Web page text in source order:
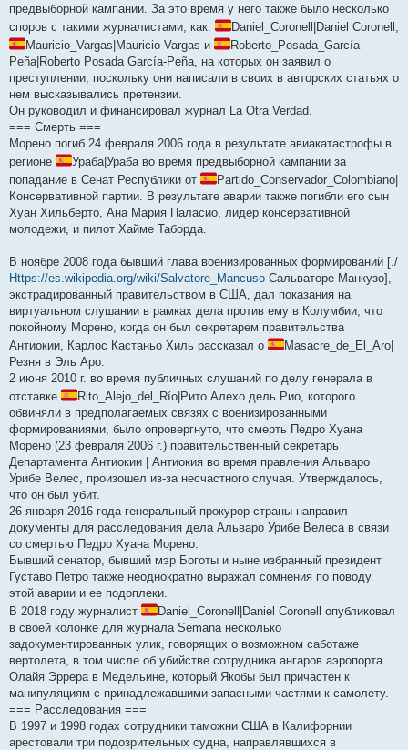
предвыборной кампании. За это время у него также было несколько
споров с такими журналистами, как:
Daniel_Coronell|Daniel Coronell,
Mauricio_Vargas|Mauricio Vargas и
Roberto_Posada_García-
Peña|Roberto Posada García-Peña, на которых он заявил о
преступлении, поскольку они написали в своих в авторских статьях о
нем высказывались претензии.
Он руководил и финансировал журнал La Otra Verdad.
=== Смерть ===
Морено погиб 24 февраля 2006 года в результате авиакатастрофы в
регионе
Ураба|Ураба во время предвыборной кампании за
попадание в Сенат Республики от
Partido_Conservador_Colombiano|
Консервативной партии. В результате аварии также погибли его сын
Хуан Хильберто, Ана Мария Паласио, лидер консервативной
молодежи, и пилот Хайме Таборда.
В ноябре 2008 года бывший глава военизированных формирований [./
Https://es.wikipedia.org/wiki/Salvatore_Mancuso Сальваторе Манкузо],
экстрадированный правительством в США, дал показания на
виртуальном слушании в рамках дела против ему в Колумбии, что
покойному Морено, когда он был секретарем правительства
Антиокии, Карлос Кастаньо Хиль рассказал о
Masacre_de_El_Aro|
Резня в Эль Аро.
2 июня 2010 г. во время публичных слушаний по делу генерала в
отставке
Rito_Alejo_del_Río|Рито Алехо дель Рио, которого
обвиняли в предполагаемых связях с военизированными
формированиями, было опровергнуто, что смерть Педро Хуана
Морено (23 февраля 2006 г.) правительственный секретарь
Департамента Антиокии | Антиокия во время правления Альваро
Урибе Велес, произошел из-за несчастного случая. Утверждалось,
что он был убит.
26 января 2016 года генеральный прокурор страны направил
документы для расследования дела Альваро Урибе Велеса в связи
со смертью Педро Хуана Морено.
Бывший сенатор, бывший мэр Боготы и ныне избранный президент
Густаво Петро также неоднократно выражал сомнения по поводу
этой аварии и ее подоплеки.
В 2018 году журналист
Daniel_Coronell|Daniel Coronell опубликовал
в своей колонке для журнала Semana несколько
задокументированных улик, говорящих о возможном саботаже
вертолета, в том числе об убийстве сотрудника ангаров аэропорта
Олайя Эррера в Медельине, который Якобы был причастен к
манипуляциям с принадлежавшими запасными частями к самолету.
=== Расследования ===
В 1997 и 1998 годах сотрудники таможни США в Калифорнии
арестовали три подозрительных судна, направлявшихся в